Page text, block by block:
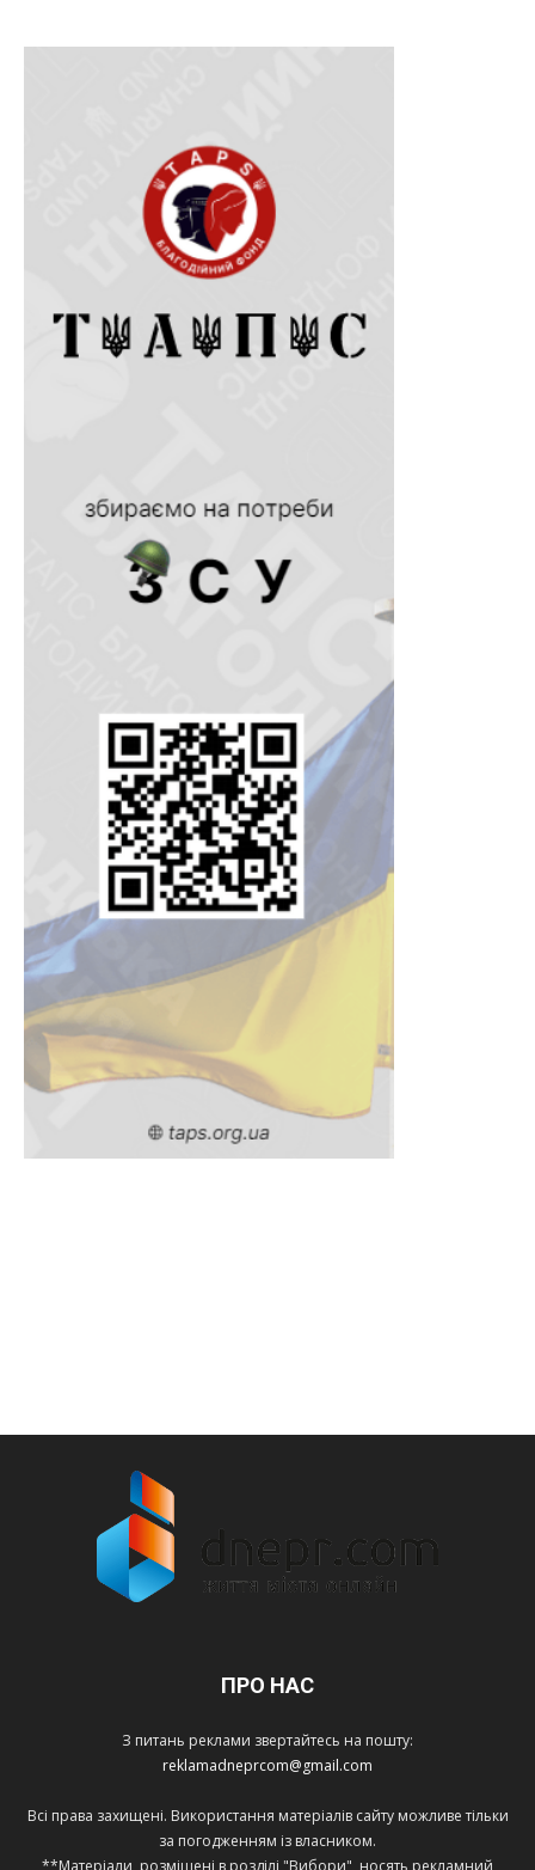
ПРО НАС
З питань реклами звертайтесь на пошту:
reklamadneprcom@gmail.com
Всі права захищені. Використання матеріалів сайту можливе тільки
за погодженням із власником.
**Матеріали, розміщені в розділі "Вибори", носять рекламний